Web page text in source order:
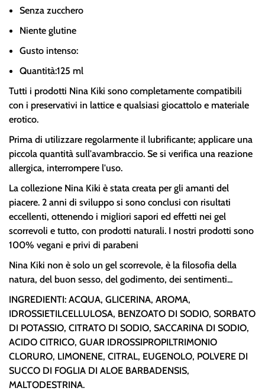
Senza zucchero
Niente glutine
Gusto intenso:
Quantità:125 ml
Tutti i prodotti Nina Kiki sono completamente compatibili
con i preservativi in lattice e qualsiasi giocattolo e materiale
erotico.
Prima di utilizzare regolarmente il lubrificante; applicare una
piccola quantità sull'avambraccio. Se si verifica una reazione
allergica, interrompere l'uso.
La collezione Nina Kiki è stata creata per gli amanti del
piacere. 2 anni di sviluppo si sono conclusi con risultati
eccellenti, ottenendo i migliori sapori ed effetti nei gel
scorrevoli e tutto, con prodotti naturali. I nostri prodotti sono
100% vegani e privi di parabeni
Nina Kiki non è solo un gel scorrevole, è la filosofia della
natura, del buon sesso, del godimento, dei sentimenti...
INGREDIENTI: ACQUA, GLICERINA, AROMA,
IDROSSIETILCELLULOSA, BENZOATO DI SODIO, SORBATO
DI POTASSIO, CITRATO DI SODIO, SACCARINA DI SODIO,
ACIDO CITRICO, GUAR IDROSSIPROPILTRIMONIO
CLORURO, LIMONENE, CITRAL, EUGENOLO, POLVERE DI
SUCCO DI FOGLIA DI ALOE BARBADENSIS,
MALTODESTRINA.